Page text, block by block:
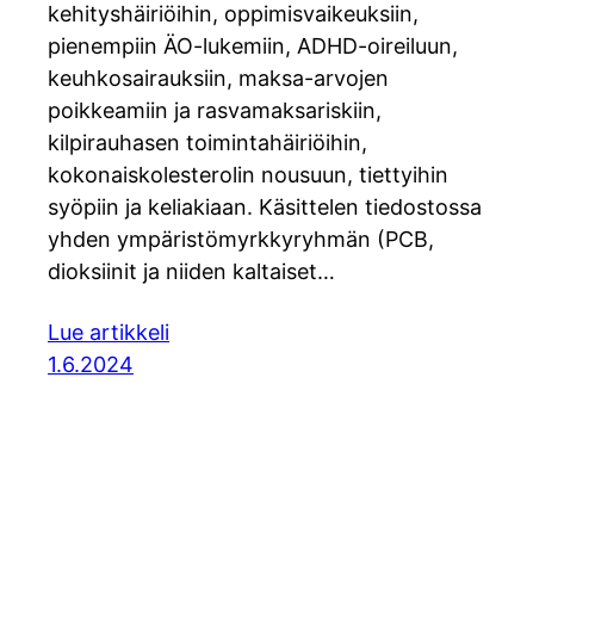
kehityshäiriöihin, oppimisvaikeuksiin,
pienempiin ÄO-lukemiin, ADHD-oireiluun,
keuhkosairauksiin, maksa-arvojen
poikkeamiin ja rasvamaksariskiin,
kilpirauhasen toimintahäiriöihin,
kokonaiskolesterolin nousuun, tiettyihin
syöpiin ja keliakiaan. Käsittelen tiedostossa
yhden ympäristömyrkkyryhmän (PCB,
dioksiinit ja niiden kaltaiset…
Lue artikkeli
1.6.2024